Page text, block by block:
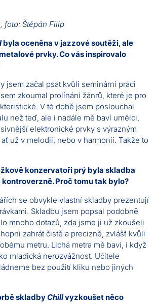
foto: Štěpán Filip
byla oceněna v jazzové soutěži, ale
prvky. Co vás inspirovalo
jsem začal psát kvůli seminární práci
zkoumal prolínání žánrů, které je pro
V té době jsem poslouchal
než teď, ale i nadále mě baví umělci,
elektronické prvky s výrazným
už v melodii, nebo v harmonii. Takže to
konzervatoři prý byla skladba
Proč tomu tak bylo?
se obvykle vlastní skladby prezentují
Skladbu jsem popsal podobně
mnoho dotazů, zda jsme ji už zkoušeli
zahrát čistě a precizně, zvlášť kvůli
metru. Lichá metra mě baví, i když
mladická nerozvážnost. Učitele
bez použití kliku nebo jiných
skladby Chillvyzkoušet něco